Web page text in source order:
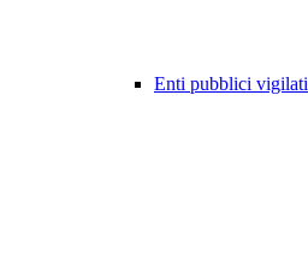
Enti pubblici vigilati